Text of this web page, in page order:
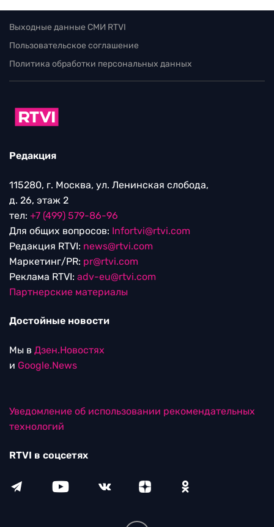
Выходные данные СМИ RTVI
Пользовательское соглашение
Политика обработки персональных данных
Редакция
115280, г. Москва, ул. Ленинская слобода,
д. 26, этаж 2
тел: +7 (499) 579-86-96
Для общих вопросов: Infortvi@rtvi.com
Редакция RTVI: news@rtvi.com
Маркетинг/PR: pr@rtvi.com
Реклама RTVI: adv-eu@rtvi.com
Партнерские материалы
Достойные новости
Мы в Дзен.Новостях
и Google.News
Уведомление об использовании рекомендательных
технологий
RTVI в соцсетях